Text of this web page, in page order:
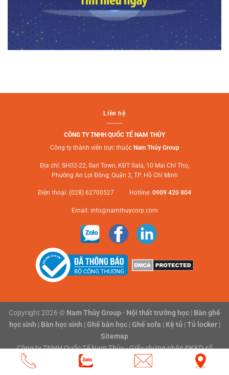
Liên hệ
CÔNG TY TNHH QUỐC TẾ NAM THỦY
Công ty thành viên trực thuộc Nam Thủy Group
Địa chỉ: SH02-22, Sari Town, KĐT Sala, 10 Mai Chí Thọ,
Phường An Lợi Đông, Quận 2, TP. Hồ Chí Minh
Điện thoại: (028) 62700527 Hotline: 0909 420 804
Email: info@namthuycorp.com
Copyright 2026 © Nam Thủy Group- Nội thất trường học | Bàn ghế
học sinh | Bàn học sinh | Ghế bàn học| Ghế sofa | Kệ tủ | Tủ locker|
Sitemap
Công ty TNHH Quốc Tế Nam Thủy - Giấy chứng nhận ĐKKD số
0316118801 do Sở Kế hoạch và Đầu tư Thành phố Hồ Chí Minh cấp